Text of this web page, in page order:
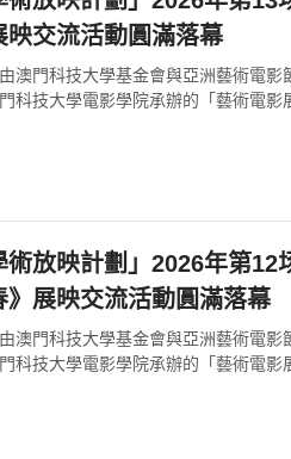
映交流活動圓滿落幕
澳門科技大學基金會與亞洲藝術電
科技大學電影學院承辦的「藝術電影
放映計劃」2026年第12场（
》展映交流活動圓滿落幕
澳門科技大學基金會與亞洲藝術電
科技大學電影學院承辦的「藝術電影